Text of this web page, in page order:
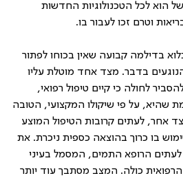
הוא לכל הטכנולוגיות החדשות
וטרם זכו לעבור בו.
בדילמה קבועה שאין בכוחו לפתור
בדבר. מצד אחד מוטלת עליו
לחולה כי קיים טיפול רפואי,
שהיא, על פי שיקולו המקצועי, הטובה
אחר, לעתים קרובות הטיפול המוצע
בו כרוך בהוצאה כספית ניכרת. את
לעתים הרופא התמים, המסמל בעיני
כולה. המצב מסתבך עוד יותר